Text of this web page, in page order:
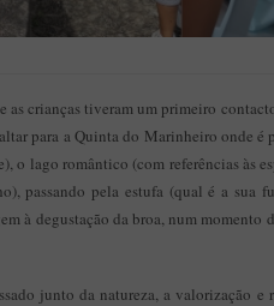
crianças tiveram um primeiro
para a Quinta do Marinheiro onde é
o lago romântico (com referências às
passando pela estufa (qual é a sua
à degustação da broa, num
junto da natureza, a valorização